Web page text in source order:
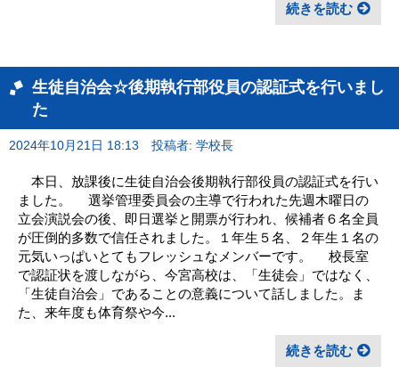
続きを読む
生徒自治会☆後期執行部役員の認証式を行いまし
た
2024年10月21日 18:13 投稿者: 学校長
本日、放課後に生徒自治会後期執行部役員の認証式を行い
ました。 選挙管理委員会の主導で行われた先週木曜日の
立会演説会の後、即日選挙と開票が行われ、候補者６名全員
が圧倒的多数で信任されました。１年生５名、２年生１名の
元気いっぱいとてもフレッシュなメンバーです。 校長室
で認証状を渡しながら、今宮高校は、「生徒会」ではなく、
「生徒自治会」であることの意義について話しました。ま
た、来年度も体育祭や今...
続きを読む